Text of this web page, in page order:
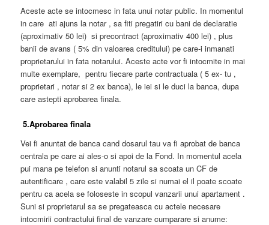
Aceste acte se intocmesc in fata unui notar public. In momentul
in care ati ajuns la notar , sa fiti pregatiri cu bani de declaratie
(aproximativ 50 lei) si precontract (aproximativ 400 lei) , plus
banii de avans ( 5% din valoarea creditului) pe care-i inmanati
proprietarului in fata notarului. Aceste acte vor fi intocmite in mai
multe exemplare, pentru fiecare parte contractuala ( 5 ex- tu ,
proprietari , notar si 2 ex banca), le iei si le duci la banca, dupa
care astepti aprobarea finala.
5.Aprobarea finala
Vei fi anuntat de banca cand dosarul tau va fi aprobat de banca
centrala pe care ai ales-o si apoi de la Fond. In momentul acela
pui mana pe telefon si anunti notarul sa scoata un CF de
autentificare , care este valabil 5 zile si numai el il poate scoate
pentru ca acela se foloseste in scopul vanzarii unui apartament .
Suni si proprietarul sa se pregateasca cu actele necesare
intocmirii contractului final de vanzare cumparare si anume: